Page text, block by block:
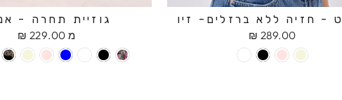
גוזיית תחרה -
מ 229.00 ₪
- חזיה ללא ברזלים- זיו
289.00 ₪